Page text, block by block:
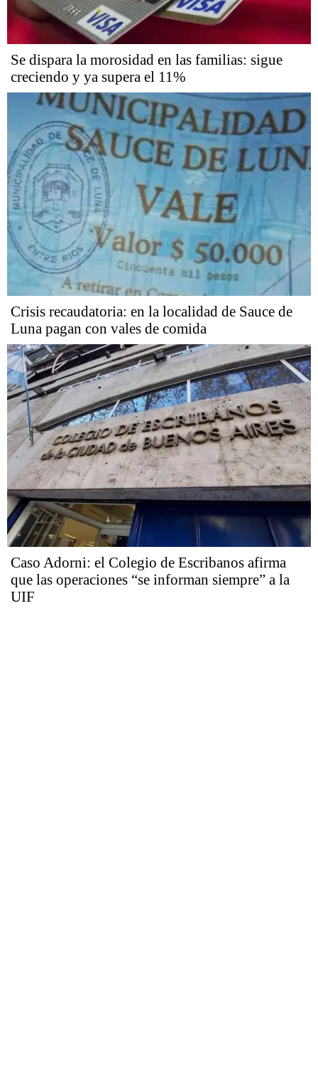
Se dispara la morosidad en las familias: sigue
creciendo y ya supera el 11%
Crisis recaudatoria: en la localidad de Sauce de
Luna pagan con vales de comida
Caso Adorni: el Colegio de Escribanos afirma
que las operaciones “se informan siempre” a la
UIF